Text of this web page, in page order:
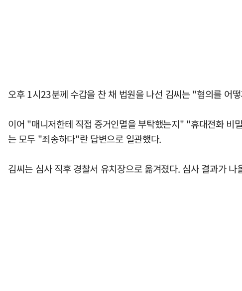
오후 1시23분께 수갑을 찬 채 법원을 나선 김씨는 "혐의를 어
이어 "매니저한테 직접 증거인멸을 부탁했는지" "휴대전화 비
는 모두 "죄송하다"란 답변으로 일관했다.
김씨는 심사 직후 경찰서 유치장으로 옮겨졌다. 심사 결과가